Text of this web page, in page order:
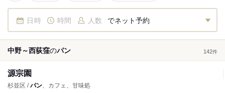
日時 時間 人数 でネット予約
中野～西荻窪のパン 142件
源宗園
杉並区 /パン、カフェ、甘味処